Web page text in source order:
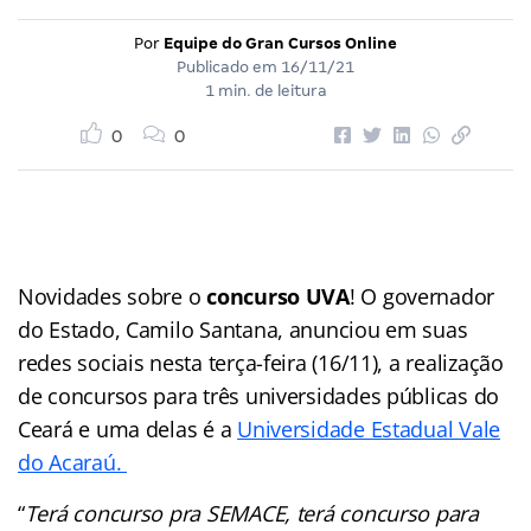
Por Equipe do Gran Cursos Online
Publicado em 16/11/21
1 min. de leitura
0 0
Novidades sobre oconcurso UVA! O governador
do Estado, Camilo Santana, anunciou em suas
redes sociais nesta terça-feira (16/11), a realização
de concursos para três universidades públicas do
Ceará e uma delas é a Universidade Estadual Vale
do Acaraú.
“Terá concurso pra SEMACE, terá concurso para